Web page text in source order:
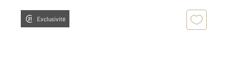
Exclusivité